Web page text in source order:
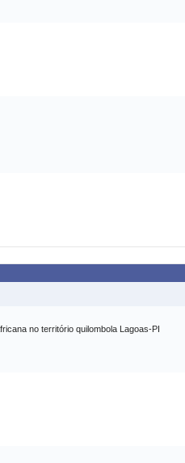
no território quilombola Lagoas-PI